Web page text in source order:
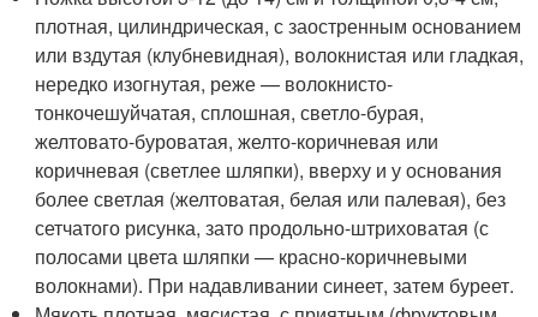
плотная, цилиндрическая, с заостренным основанием
или вздутая (клубневидная), волокнистая или гладкая,
нередко изогнутая, реже — волокнисто-
тонкочешуйчатая, сплошная, светло-бурая,
желтовато-буроватая, желто-коричневая или
коричневая (светлее шляпки), вверху и у основания
более светлая (желтоватая, белая или палевая), без
сетчатого рисунка, зато продольно-штриховатая (с
полосами цвета шляпки — красно-коричневыми
волокнами). При надавливании синеет, затем буреет.